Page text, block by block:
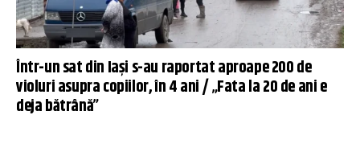
Într-un sat din Iași s-au raportat aproape 200 de
violuri asupra copiilor, în 4 ani / „Fata la 20 de ani e
deja bătrână”